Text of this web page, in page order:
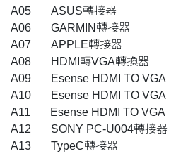
A05 ASUS轉接器
A06 GARMIN轉接器
A07 APPLE轉接
A08 HDMI轉VGA轉換
A09 Esense HDMI TO
A10 Esense HDMI TO
A11 Esense HDMI TO
A12 SONY PC-U004轉
A13 TypeC轉接器